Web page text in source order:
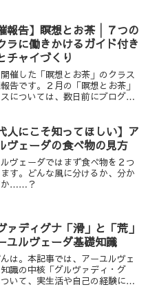
報告】瞑想とお茶│７つの
ラに働きかけるガイド付き
チャイづくり
催した「瞑想とお茶」のクラス
告です。２月の「瞑想とお茶」
については、数日前にブログに
人にこそ知ってほしい】ア
ヴェーダの食べ物の見方
ヴェーダではまず食べ物を２つ
す。どんな風に分けるか、分か
か……？
ァディグナ「滑」と「荒」
ユルヴェーダ基礎知識
は。本記事では、アーユルヴェ
識の中核「グルヴァディ・グ
いて、実生活や自己の経験に当